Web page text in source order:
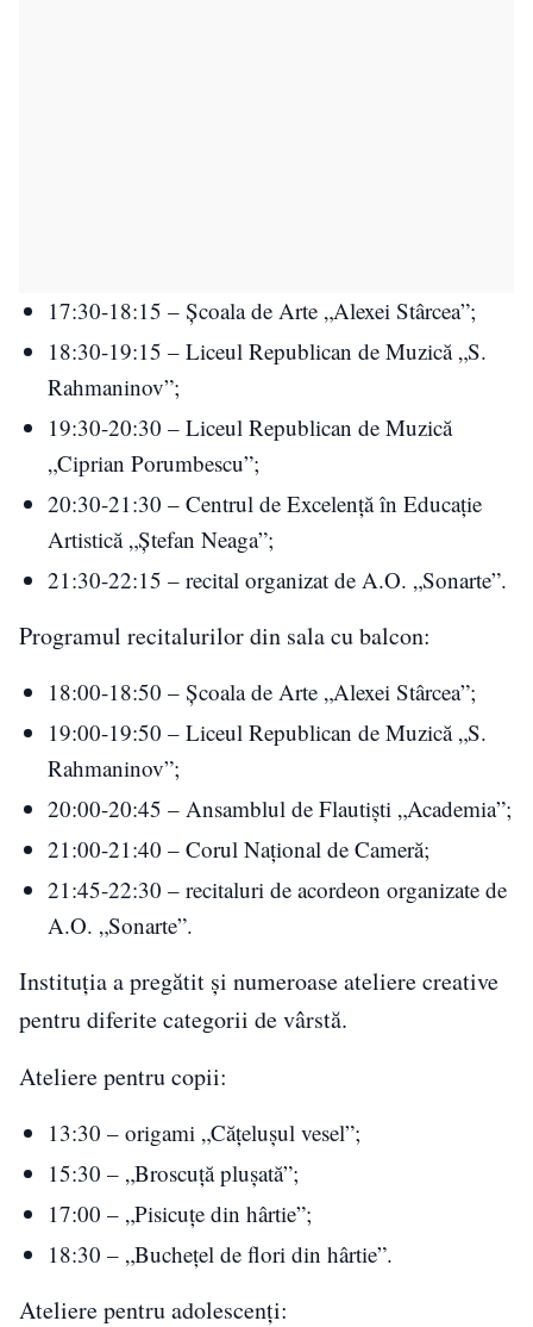
17:30-18:15 – Școala de Arte „Alexei Stârcea”;
18:30-19:15 – Liceul Republican de Muzică „S.
Rahmaninov”;
19:30-20:30 – Liceul Republican de Muzică
„Ciprian Porumbescu”;
20:30-21:30 – Centrul de Excelență în Educație
Artistică „Ștefan Neaga”;
21:30-22:15 – recital organizat de A.O. „Sonarte”.
Programul recitalurilor din sala cu balcon:
18:00-18:50 – Școala de Arte „Alexei Stârcea”;
19:00-19:50 – Liceul Republican de Muzică „S.
Rahmaninov”;
20:00-20:45 – Ansamblul de Flautiști „Academia”;
21:00-21:40 – Corul Național de Cameră;
21:45-22:30 – recitaluri de acordeon organizate de
A.O. „Sonarte”.
Instituția a pregătit și numeroase ateliere creative
pentru diferite categorii de vârstă.
Ateliere pentru copii:
13:30 – origami „Cățelușul vesel”;
15:30 – „Broscuță plușată”;
17:00 – „Pisicuțe din hârtie”;
18:30 – „Buchețel de flori din hârtie”.
Ateliere pentru adolescenți: